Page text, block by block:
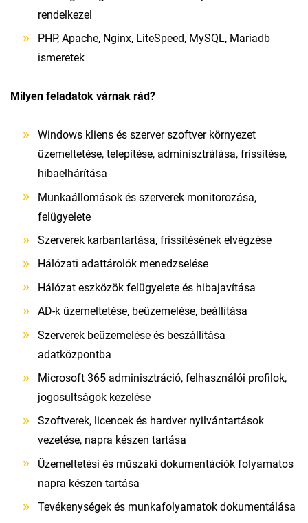
rendelkezel
PHP, Apache, Nginx, LiteSpeed, MySQL, Mariadb
ismeretek
Milyen feladatok várnak rád?
Windows kliens és szerver szoftver környezet
üzemeltetése, telepítése, adminisztrálása, frissítése,
hibaelhárítása
Munkaállomások és szerverek monitorozása,
felügyelete
Szerverek karbantartása, frissítésének elvégzése
Hálózati adattárolók menedzselése
Hálózat eszközök felügyelete és hibajavítása
AD-k üzemeltetése, beüzemelése, beállítása
Szerverek beüzemelése és beszállítása
adatközpontba
Microsoft 365 adminisztráció, felhasználói profilok,
jogosultságok kezelése
Szoftverek, licencek és hardver nyilvántartások
vezetése, napra készen tartása
Üzemeltetési és műszaki dokumentációk folyamatos
napra készen tartása
Tevékenységek és munkafolyamatok dokumentálása